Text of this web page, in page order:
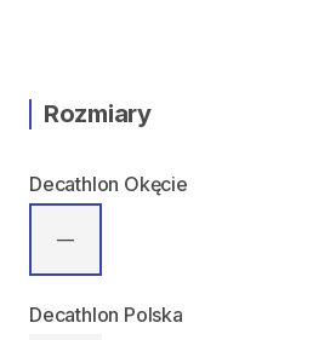
Rozmiary
Decathlon Okęcie
—
Decathlon Polska